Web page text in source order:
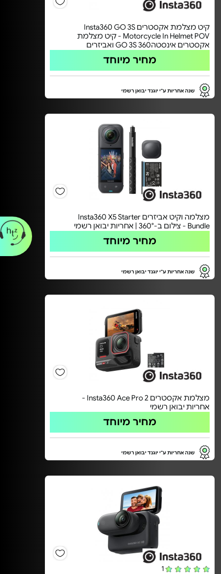
קיט מצלמת אקסטרים Insta360 GO 3S
Motorcycle In Helmet POV - קיט מצלמת
אקסטרים אינסטה360 GO 3S ואביזרים
מחיר מיוחד
שנה אחריות ע"י יוגנד יבואן רשמי
מצלמה וקיט אביזרים Insta360 X5 Starter
Bundle - צילום ב-360° | אחריות יבואן רשמי
מחיר מיוחד
שנה אחריות ע"י יוגנד יבואן רשמי
מצלמת אקסטרים Insta360 Ace Pro 2 -
אחריות יבואן רשמי
מחיר מיוחד
שנה אחריות ע"י יוגנד יבואן רשמי
1